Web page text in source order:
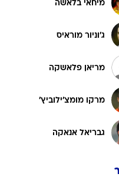
רוגבי וקריקט
מיחאי בלאשה
ג'וניור מוראיס
מריאן פלאשקה
מרקו מומצ'ילוביץ'
גבריאל אנאקה